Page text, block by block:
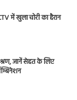
में खुला चोरी का हैरान
जानें सेहत के लिए